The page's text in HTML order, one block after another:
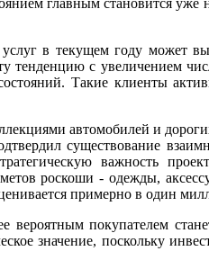
в текущем году может
с увеличением
Такие клиенты
автомобилей и
существование
важность
роскоши - одежды,
примерно в один
вероятным покупателем
значение, поскольку